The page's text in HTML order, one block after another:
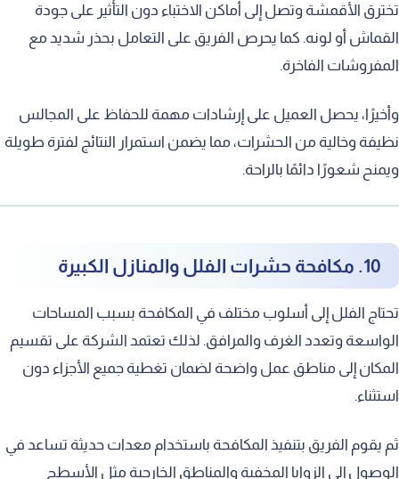
تخترق الأقمشة وتصل إلى أماكن الاختباء دون التأثير على جودة
القماش أو لونه. كما يحرص الفريق على التعامل بحذر شديد مع
المفروشات الفاخرة.
وأخيرًا، يحصل العميل على إرشادات مهمة للحفاظ على المجالس
نظيفة وخالية من الحشرات، مما يضمن استمرار النتائج لفترة طويلة
ويمنح شعورًا دائمًا بالراحة.
10. مكافحة حشرات الفلل والمنازل الكبيرة
تحتاج الفلل إلى أسلوب مختلف في المكافحة بسبب المساحات
الواسعة وتعدد الغرف والمرافق. لذلك تعتمد الشركة على تقسيم
المكان إلى مناطق عمل واضحة لضمان تغطية جميع الأجزاء دون
استثناء.
ثم يقوم الفريق بتنفيذ المكافحة باستخدام معدات حديثة تساعد في
الوصول إلى الزوايا المخفية والمناطق الخارجية مثل الأسطح